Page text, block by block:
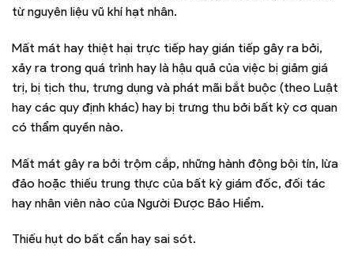
từ nguyên liệu vũ khí hạt nhân.
Mất mát hay thiệt hại trực tiếp hay gián tiếp gây ra bởi,
xảy ra trong quá trình hay là hậu quả của việc bị giảm giá
trị, bị tịch thu, trưng dụng và phát mãi bắt buộc (theo Luật
hay các quy định khác) hay bị trưng thu bởi bất kỳ cơ quan
có thẩm quyền nào.
Mất mát gây ra bởi trộm cắp, những hành động bội tín, lừa
đảo hoặc thiếu trung thực của bất kỳ giám đốc, đối tác
hay nhân viên nào của Người Được Bảo Hiểm.
Thiếu hụt do bất cẩn hay sai sót.